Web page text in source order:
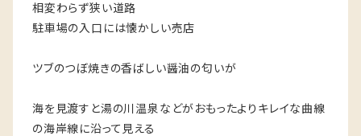
相変わらず狭い道路
駐車場の入口には懐かしい売店
ツブのつぼ焼きの香ばしい醤油の匂いが
海を見渡すと湯の川温泉などがおもったよりキレイな曲線
の海岸線に沿って見える